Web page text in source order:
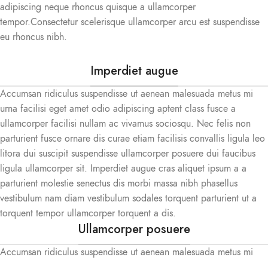
adipiscing neque rhoncus quisque a ullamcorper
tempor.Consectetur scelerisque ullamcorper arcu est suspendisse
eu rhoncus nibh.
Imperdiet augue
Accumsan ridiculus suspendisse ut aenean malesuada metus mi
urna facilisi eget amet odio adipiscing aptent class fusce a
ullamcorper facilisi nullam ac vivamus sociosqu. Nec felis non
parturient fusce ornare dis curae etiam facilisis convallis ligula leo
litora dui suscipit suspendisse ullamcorper posuere dui faucibus
ligula ullamcorper sit. Imperdiet augue cras aliquet ipsum a a
parturient molestie senectus dis morbi massa nibh phasellus
vestibulum nam diam vestibulum sodales torquent parturient ut a
torquent tempor ullamcorper torquent a dis.
Ullamcorper posuere
Accumsan ridiculus suspendisse ut aenean malesuada metus mi